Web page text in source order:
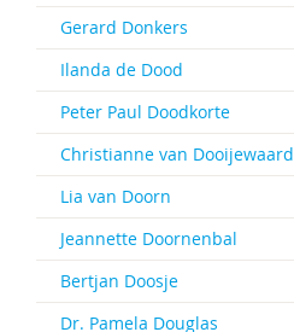
Gerard Donkers
Ilanda de Dood
Peter Paul Doodkorte
Christianne van Dooijewaard
Lia van Doorn
Jeannette Doornenbal
Bertjan Doosje
Dr. Pamela Douglas